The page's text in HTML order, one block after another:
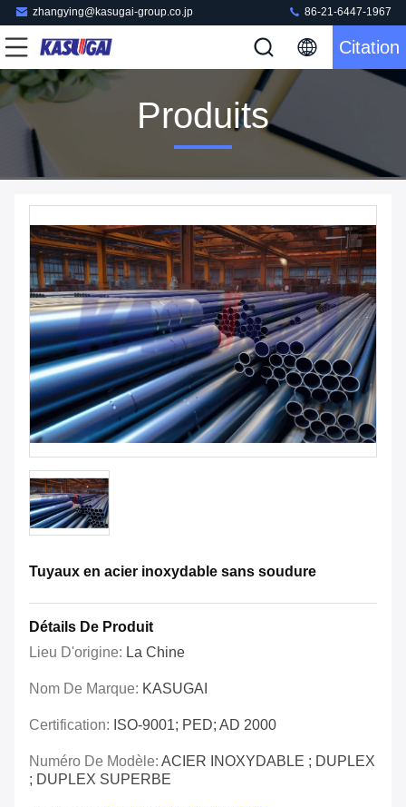
zhangying@kasugai-group.co.jp 86-21-6447-1967
Citation
Produits
Tuyaux en acier inoxydable sans soudure
Détails De Produit
Lieu D'origine: La Chine
Nom De Marque: KASUGAI
Certification: ISO-9001; PED; AD 2000
Numéro De Modèle: ACIER INOXYDABLE ; DUPLEX
; DUPLEX SUPERBE